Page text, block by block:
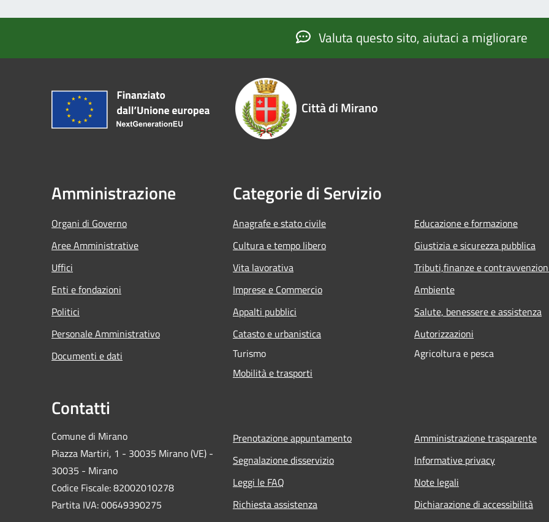
Valuta questo sito, aiutaci a migliorare
Città di Mirano
Amministrazione
Organi di Governo
Aree Amministrative
Uffici
Enti e fondazioni
Politici
Personale Amministrativo
Documenti e dati
Categorie di Servizio
Anagrafe e stato civile
Cultura e tempo libero
Vita lavorativa
Imprese e Commercio
Appalti pubblici
Catasto e urbanistica
Turismo
Mobilità e trasporti
Educazione e formazione
Giustizia e sicurezza pubblica
Tributi,finanze e
Ambiente
Salute, benessere e assistenza
Autorizzazioni
Agricoltura e pesca
Contatti
Comune di Mirano
Piazza Martiri, 1 - 30035 Mirano (VE) -
30035 - Mirano
Codice Fiscale: 82002010278
Partita IVA: 00649390275
Prenotazione appuntamento
Segnalazione disservizio
Leggi le FAQ
Richiesta assistenza
Amministrazione trasparente
Informative privacy
Note legali
Dichiarazione di accessibilità